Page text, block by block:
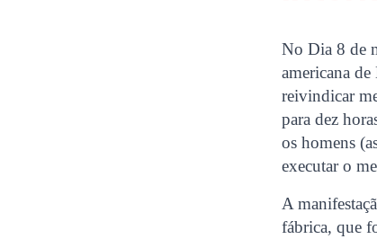
No Dia 8 de
americana
reivindicar
para dez
os homens
executar o
A
fábrica, que